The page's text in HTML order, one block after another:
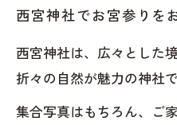
西宮神社でお宮参りを
西宮神社は、広々とした
折々の自然が魅力の神社で
集合写真はもちろん、ご